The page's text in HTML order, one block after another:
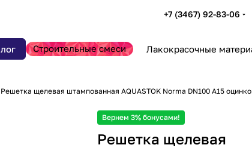
+7 (3467) 92-83-06
Строительные смеси Лакокрасочные
Решетка щелевая штампованная AQUASTOK Norma DN100 A15
Вернем 3% бонусами!
Решетка щелевая